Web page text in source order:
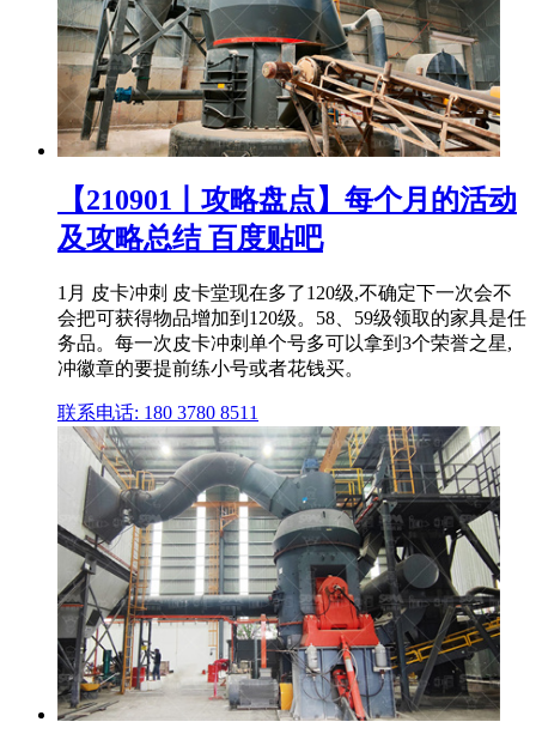
【210901丨攻略盘点】每个月的活动
及攻略总结 百度贴吧
1月 皮卡冲刺 皮卡堂现在多了120级,不确定下一次会不
会把可获得物品增加到120级。58、59级领取的家具是任
务品。每一次皮卡冲刺单个号多可以拿到3个荣誉之星,
冲徽章的要提前练小号或者花钱买。
联系电话: 180 3780 8511